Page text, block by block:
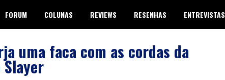
FORUM COLUNAS REVIEWS RESENHAS ENTREVISTAS
uma faca com as cordas da